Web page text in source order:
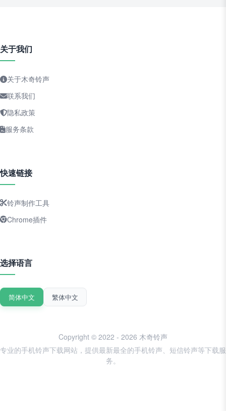
关于我们
关于木奇铃声
联系我们
隐私政策
服务条款
快速链接
铃声制作工具
Chrome插件
选择语言
简体中文 繁体中文
Copyright © 2022 - 2026 木奇铃声
专业的手机铃声下载网站，提供最新最全的手机铃声、短信铃声等下载服
务。